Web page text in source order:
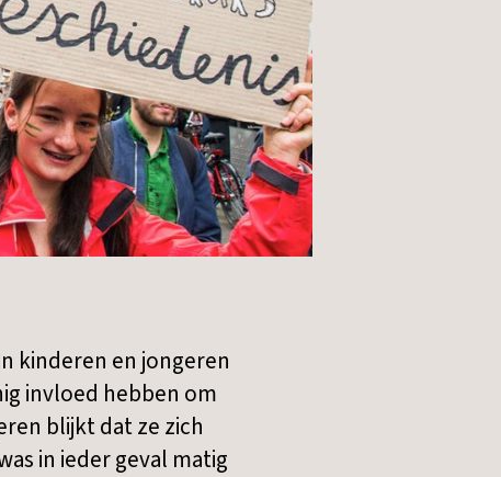
kinderen en jongeren
invloed hebben om
blijkt dat ze zich
in ieder geval matig